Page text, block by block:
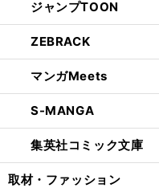
ジャンプTOON
ZEBRACK
マンガMeets
S-MANGA
集英社コミック文庫
取材・ファッション